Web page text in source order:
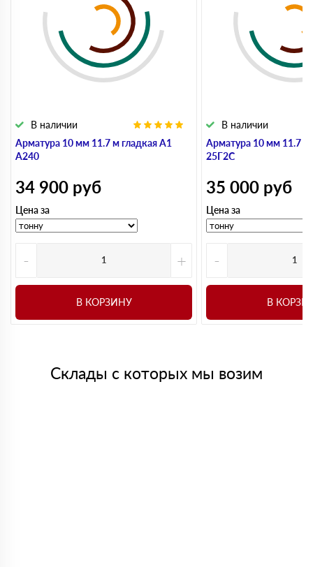
Арматура 10 мм 11.7 м гладкая А1
А240
В наличии
34 900 руб
Цена за
- +
В КОРЗИНУ
Арматура 10 мм 11.7 м
25Г2С
В наличии
35 000 руб
Цена за
-
В
Склады с которых мы возим